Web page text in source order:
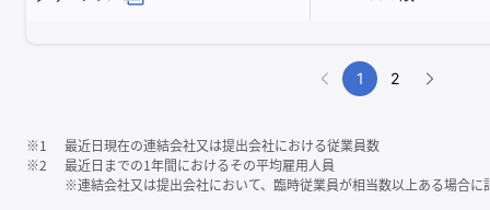
1 2
※1
最近日現在の連結会社又は提出会社における従業員数
※2
最近日までの1年間におけるその平均雇用人員
※連結会社又は提出会社において、臨時従業員が相当数以上ある場合に